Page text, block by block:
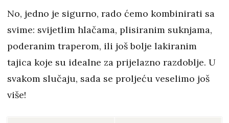
No, jedno je sigurno, rado ćemo kombinirati sa
svime: svijetlim hlačama, plisiranim suknjama,
poderanim traperom, ili još bolje lakiranim
tajica koje su idealne za prijelazno razdoblje. U
svakom slučaju, sada se proljeću veselimo još
više!